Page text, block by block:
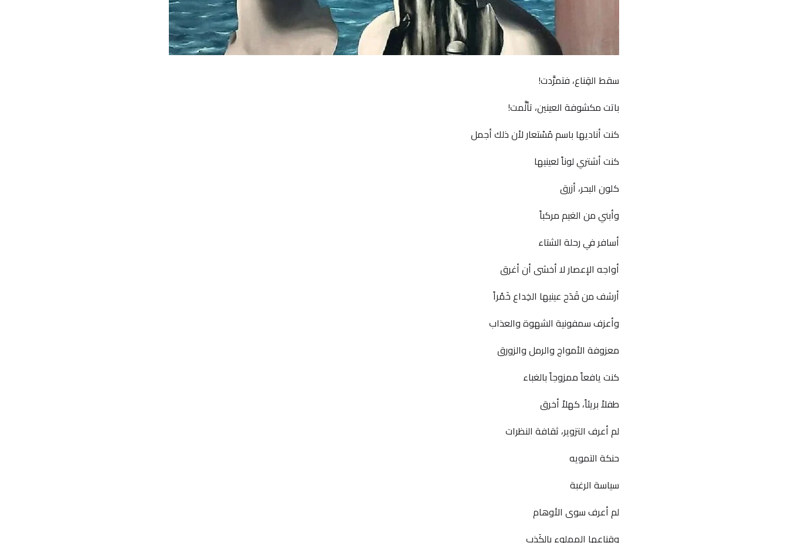
سقط القِناع، فتمرَّدت!
باتت مكشوفة العينين، تألَّمت!
كنت أناديها باسم مُسْتعار لأن ذلك أجمل
كنت أشتري لوناً لعينيها
كلون البحر، أزرق
وأبني من الغيم مركباً
أسافر في رحلة الشتاء
أواجه الإعصار لا أخشى أن أغرق
أرشف من قَدَح عينيها الخِداع خَمْراً
وأعزف سمفونية الشهوة والعذاب
معزوفة الأمواج والرمل والزورق
كنت يافعاً ممزوجاً بالغباء
طفلاً بريئاً، كهلاً أخرق
لم أعرف التزوير، ثقافة النظرات
حنكة التمويه
سياسة الرغبة
لم أعرف سوى الأوهام
وقناعها المملوء بالكَذِب